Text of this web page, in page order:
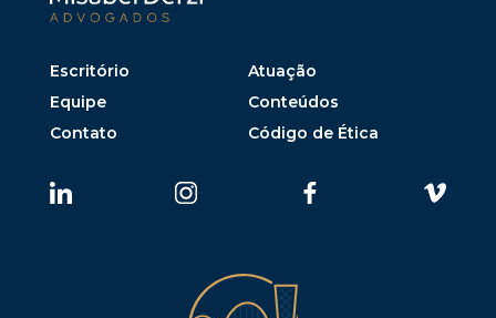
Escritório
Atuação
Equipe
Conteúdos
Contato
Código de Ética